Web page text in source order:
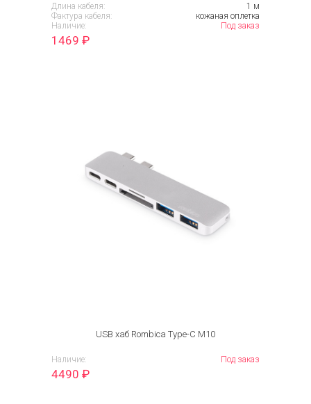
Длина кабеля:
1 м
Фактура кабеля:
кожаная оплетка
Наличие:
Под заказ
1469 ₽
USB хаб Rombica Type-C M10
Наличие: Под заказ
4490 ₽